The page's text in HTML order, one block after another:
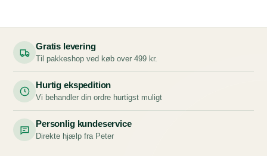
Gratis levering
Til pakkeshop ved køb over 499 kr.
Hurtig ekspedition
Vi behandler din ordre hurtigst muligt
Personlig kundeservice
Direkte hjælp fra Peter